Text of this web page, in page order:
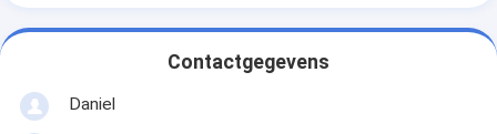
Contactgegevens
Daniel